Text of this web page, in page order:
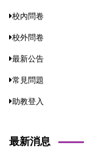
校內問卷
校外問卷
最新公告
常見問題
助教登入
最新消息